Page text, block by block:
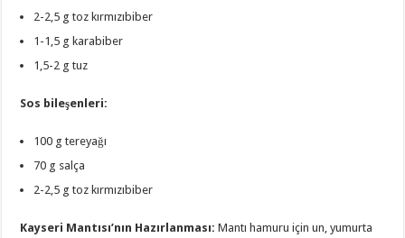
2-2,5 g toz kırmızıbiber
1-1,5 g karabiber
1,5-2 g tuz
Sos bileşenleri:
100 g tereyağı
70 g salça
2-2,5 g toz kırmızıbiber
Kayseri Mantısı’nın Hazırlanması: Mantı hamuru için un, yumurta